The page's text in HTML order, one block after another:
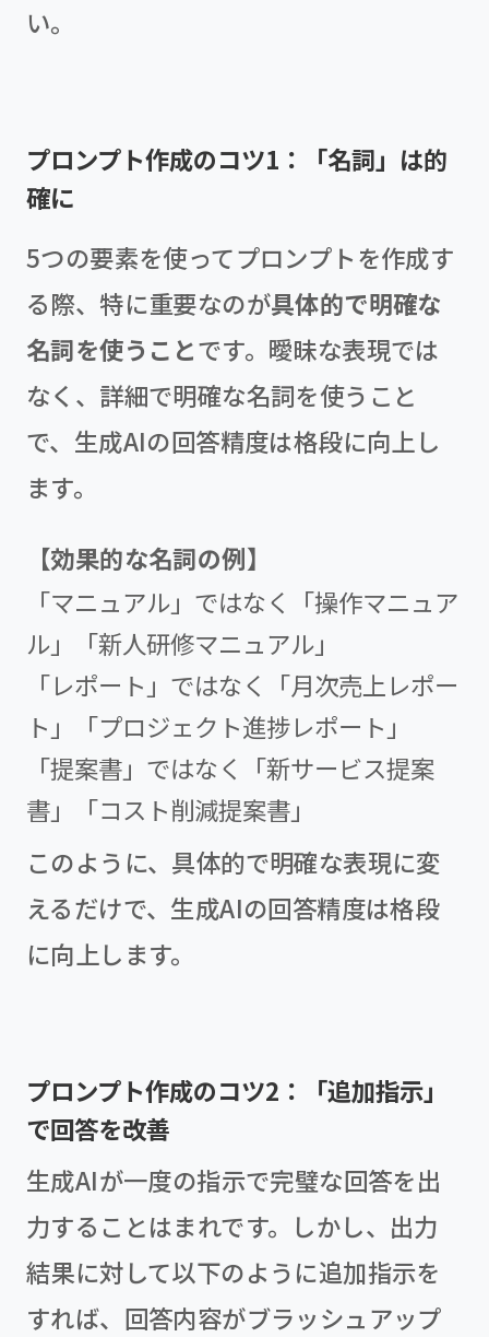
い。
プロンプト作成のコツ1：「名詞」は的
確に
5つの要素を使ってプロンプトを作成す
る際、特に重要なのが具体的で明確な
名詞を使うことです。曖昧な表現では
なく、詳細で明確な名詞を使うこと
で、生成AIの回答精度は格段に向上し
ます。
【効果的な名詞の例】
「マニュアル」ではなく「操作マニュア
ル」「新人研修マニュアル」
「レポート」ではなく「月次売上レポー
ト」「プロジェクト進捗レポート」
「提案書」ではなく「新サービス提案
書」「コスト削減提案書」
このように、具体的で明確な表現に変
えるだけで、生成AIの回答精度は格段
に向上します。
プロンプト作成のコツ2：「追加指示」
で回答を改善
生成AIが一度の指示で完璧な回答を出
力することはまれです。しかし、出力
結果に対して以下のように追加指示を
すれば、回答内容がブラッシュアップ